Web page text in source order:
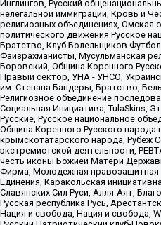
Инглингов, Русский
нелегальной иммиграции, Кровь и
религиозных объединениях, Омская
политического движения Русское
Братство, Клуб Болельщиков
Файзрахманисты, Мусульманская
Боровский, Община Коренного
Правый сектор, УНА - УНСО,
им. Степана Бандеры, Братство,
Религиозное объединение
Социальная Инициатива, TulaSkins,
Русские, Русское национальное
Община Коренного Русского
крымскотатарского народа, Рубеж
экстремистской деятельности,
честь иконы Божией Матери
Фирма, Молодежная
Единения, Каракольская
Славянских Сил Руси, Алля-Аят,
Русская республика Русь,
Нация и свобода, Нация и свобода,